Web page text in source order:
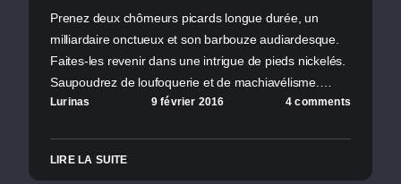
Prenez deux chômeurs picards longue durée, un
milliardaire onctueux et son barbouze audiardesque.
Faites-les revenir dans une intrigue de pieds nickelés.
Saupoudrez de loufoquerie et de machiavélisme.…
Lurinas 9 février 2016 4 comments
LIRE LA SUITE